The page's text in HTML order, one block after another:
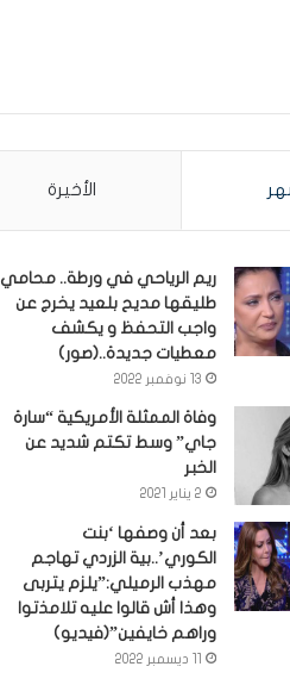
الأخيرة
ريم الرياحي في ورطة.. محامي
طليقها مديح بلعيد يخرج عن
واجب التحفظ و يكشف
معطيات جديدة..(صور)
13 نوفمبر 2022
وفاة الممثلة الأمريكية “سارة
جاي” وسط تكتم شديد عن
الخبر
2 يناير 2021
بعد أن وصفها ‘بنت
الكوري’..بية الزردي تهاجم
مهذب الرميلي:”يلزم يتربى
وهذا أش قالوا عليه تلامذتوا
وراهم خايفين”(فيديو)